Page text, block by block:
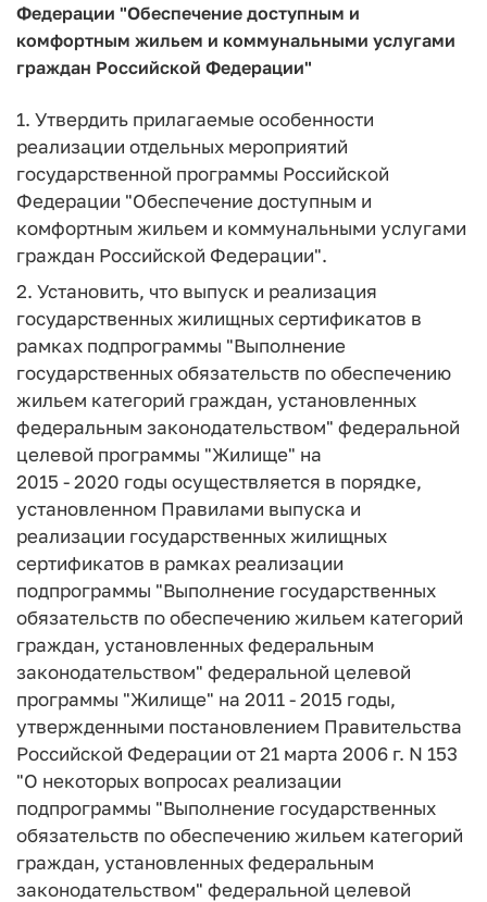
Федерации "Обеспечение доступным и
комфортным жильем и коммунальными услугами
граждан Российской Федерации"
1. Утвердить прилагаемые особенности
реализации отдельных мероприятий
государственной программы Российской
Федерации "Обеспечение доступным и
комфортным жильем и коммунальными услугами
граждан Российской Федерации".
2. Установить, что выпуск и реализация
государственных жилищных сертификатов в
рамках подпрограммы "Выполнение
государственных обязательств по обеспечению
жильем категорий граждан, установленных
федеральным законодательством" федеральной
целевой программы "Жилище" на
2015 - 2020 годы осуществляется в порядке,
установленном Правилами выпуска и
реализации государственных жилищных
сертификатов в рамках реализации
подпрограммы "Выполнение государственных
обязательств по обеспечению жильем категорий
граждан, установленных федеральным
законодательством" федеральной целевой
программы "Жилище" на 2011 - 2015 годы,
утвержденными постановлением Правительства
Российской Федерации от 21 марта 2006 г. N 153
"О некоторых вопросах реализации
подпрограммы "Выполнение государственных
обязательств по обеспечению жильем категорий
граждан, установленных федеральным
законодательством" федеральной целевой